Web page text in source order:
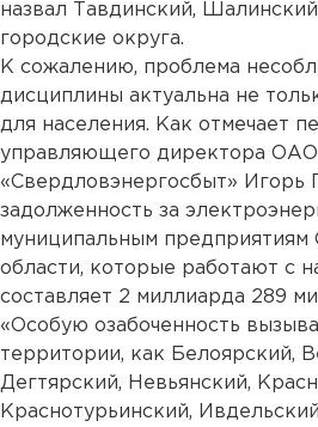
назвал Тавдинский,
городские округа.
К сожалению, проблема
дисциплины актуальна не
для населения. Как отмечает
управляющего директора ОАО
«Свердловэнергосбыт» Игорь
задолженность за
муниципальным предприятиям
области, которые работают с
составляет 2 миллиарда 289
«Особую озабоченность
территории, как Белоярский,
Дегтярский, Невьянский,
Краснотурьинский,